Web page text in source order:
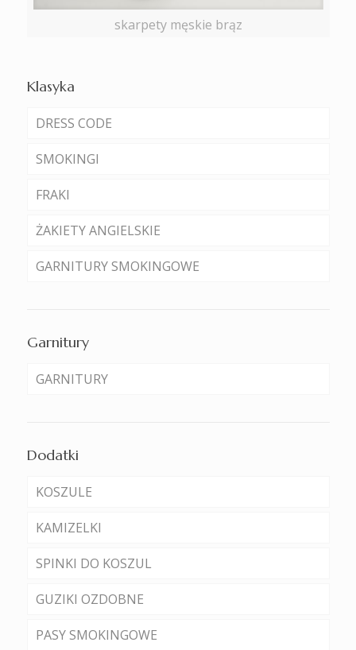
skarpety męskie brąz
Klasyka
DRESS CODE
SMOKINGI
FRAKI
ŻAKIETY ANGIELSKIE
GARNITURY SMOKINGOWE
Garnitury
GARNITURY
Dodatki
KOSZULE
KAMIZELKI
SPINKI DO KOSZUL
GUZIKI OZDOBNE
PASY SMOKINGOWE